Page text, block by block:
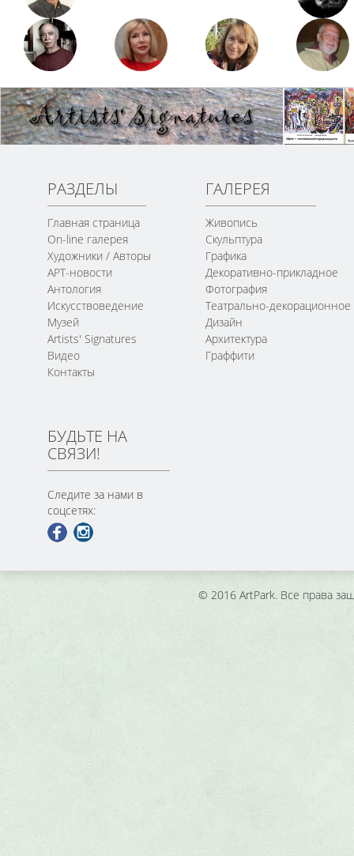
РАЗДЕЛЫ
Главная страница
On-line галерея
Художники / Авторы
АРТ-новости
Антология
Искусствоведение
Музей
Artists' Signatures
Видео
Контакты
ГАЛЕРЕЯ
Живопись
Скульптура
Графика
Декоративно-прикладное
Фотография
Театрально-декорационное
Дизайн
Архитектура
Граффити
БУДЬТЕ НА
СВЯЗИ!
Следите за нами в
соцсетях:
© 2016 ArtPark. Все права